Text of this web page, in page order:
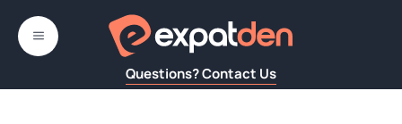
Inhalt
springen
Questions? Contact Us
MENÜ